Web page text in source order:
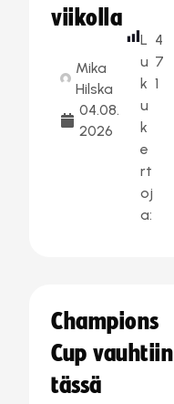
viikolla
Mika
Hilska
04.08.
2026
L
u
k
u
k
e
rt
oj
a:
4
7
1
Champions
Cup vauhtiin
tässä